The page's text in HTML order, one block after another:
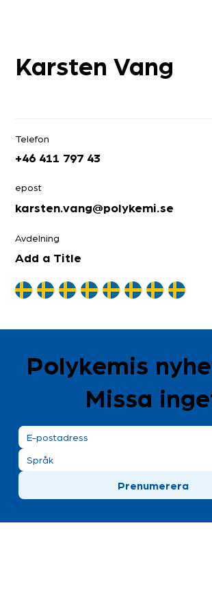
Karsten Vang
Telefon
+46 411 797 43
epost
karsten.vang@polykemi.se
Avdelning
Add a Title
Polykemis
Missa
Prenumerera